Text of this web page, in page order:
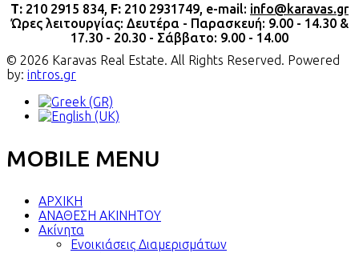
Τ: 210 2915 834, F: 210 2931749, e-mail: info@karavas.gr
Ώρες λειτουργίας: Δευτέρα - Παρασκευή: 9.00 - 14.30 &
17.30 - 20.30 - Σάββατο: 9.00 - 14.00
© 2026 Karavas Real Estate. All Rights Reserved. Powered
by: intros.gr
MOBILE MENU
ΑΡΧΙΚΗ
ΑΝΑΘΕΣΗ ΑΚΙΝΗΤΟΥ
Ακίνητα
Ενοικιάσεις Διαμερισμάτων